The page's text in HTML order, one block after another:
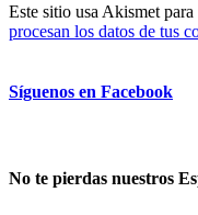
Este sitio usa Akismet
procesan los datos de tus
Síguenos en Facebook
No te pierdas nuestros